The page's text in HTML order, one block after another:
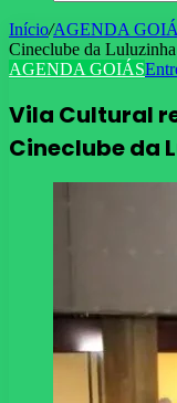
Início/AGENDA
Cineclube da Luluzinha
AGENDA GOIÁS
Vila Cultural
Cineclube da